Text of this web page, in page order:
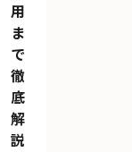
用
ま
で
徹
底
解
説